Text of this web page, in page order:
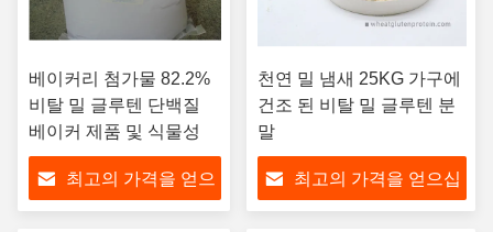
베이커리 첨가물 82.2%
비탈 밀 글루텐 단백질
베이커 제품 및 식물성
최고의 가격을 얻으
천연 밀 냄새 25KG 가구에
건조 된 비탈 밀 글루텐 분
말
최고의 가격을 얻으십